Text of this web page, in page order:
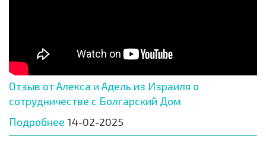
Отзыв от Алекса и Адель из Израиля о
сотрудничестве с Болгарский Дом
Подробнее 14-02-2025